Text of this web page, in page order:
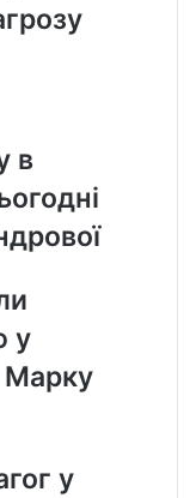
в
у
Марку
у